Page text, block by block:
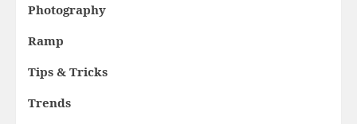
Photography
Ramp
Tips & Tricks
Trends